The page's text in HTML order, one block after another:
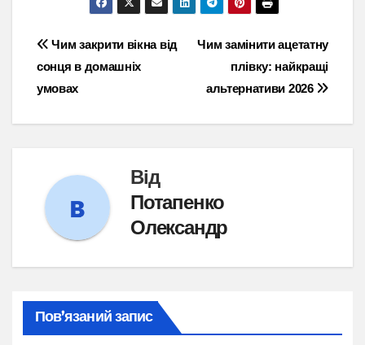
Навігація
записів
Чим замінити ацетатну
плівку: найкращі
альтернативи 2026
Чим закрити вікна від
сонця в домашніх
умовах
Від
Потапенко
Олександр
Пов’язаний запис